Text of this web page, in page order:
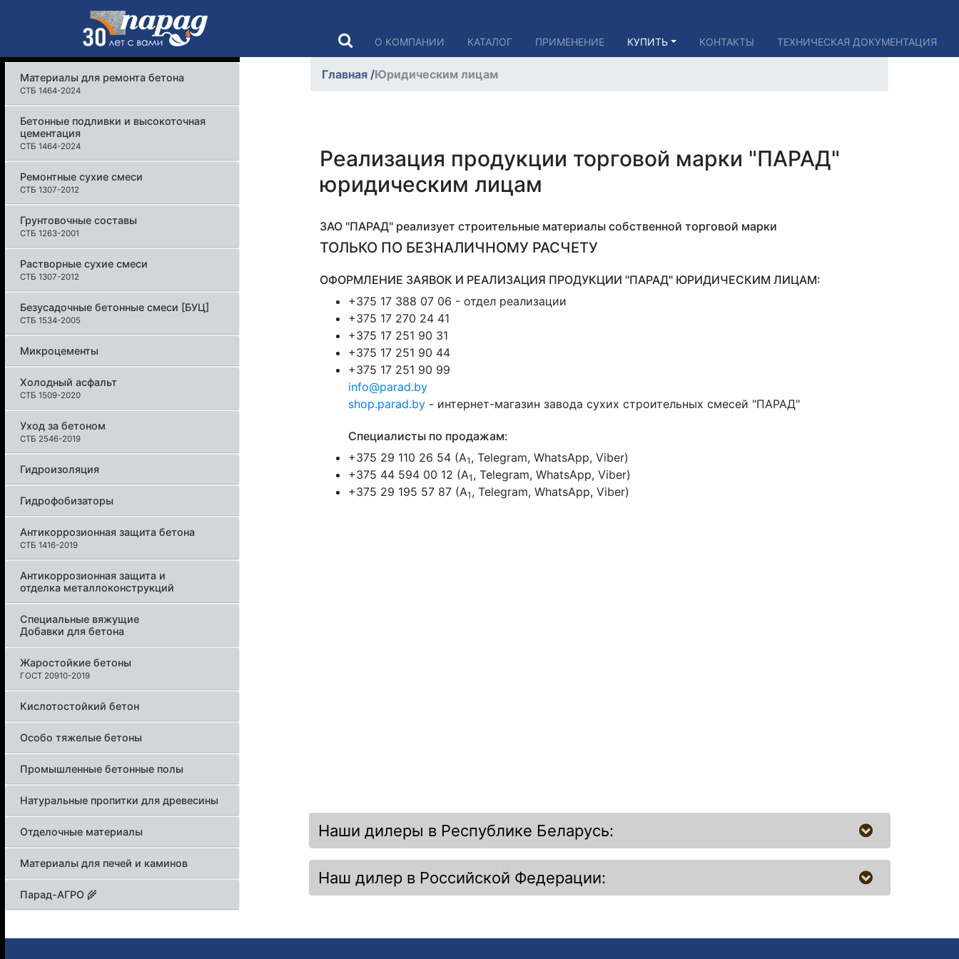
О КОМПАНИИ КАТАЛОГ ПРИМЕНЕНИЕ КУПИТЬ КОНТАКТЫ ТЕХНИЧЕСКАЯ ДОКУМЕНТАЦИЯ
Материалы для ремонта бетона
СТБ 1464-2024
Бетонные подливки и высокоточная
цементация
СТБ 1464-2024
Ремонтные сухие смеси
СТБ 1307-2012
Грунтовочные составы
СТБ 1263-2001
Растворные сухие смеси
СТБ 1307-2012
Безусадочные бетонные смеси [БУЦ]
СТБ 1534-2005
Микроцементы
Холодный асфальт
СТБ 1509-2020
Уход за бетоном
СТБ 2546-2019
Гидроизоляция
Гидрофобизаторы
Антикоррозионная защита бетона
СТБ 1416-2019
Антикоррозионная защита и
отделка металлоконструкций
Специальные вяжущие
Добавки для бетона
Жаростойкие бетоны
ГОСТ 20910-2019
Кислотостойкий бетон
Особо тяжелые бетоны
Промышленные бетонные полы
Натуральные пропитки для древесины
Отделочные материалы
Материалы для печей и каминов
Парад-АГРО 🌾
Главная /Юридическим лицам
Реализация продукции торговой марки "ПАРАД"
юридическим лицам
ЗАО "ПАРАД" реализует строительные материалы собственной торговой марки
ТОЛЬКО ПО БЕЗНАЛИЧНОМУ РАСЧЕТУ
ОФОРМЛЕНИЕ ЗАЯВОК И РЕАЛИЗАЦИЯ ПРОДУКЦИИ "ПАРАД" ЮРИДИЧЕСКИМ ЛИЦАМ:
+375 17 388 07 06 - отдел реализации
+375 17 270 24 41
+375 17 251 90 31
+375 17 251 90 44
+375 17 251 90 99
info@parad.by
shop.parad.by- интернет-магазин завода сухих строительных смесей "ПАРАД"
Специалисты по продажам:
+375 29 110 26 54 (A1 , Telegram, WhatsApp, Viber)
+375 44 594 00 12 (A1 , Telegram, WhatsApp, Viber)
+375 29 195 57 87 (A1 , Telegram, WhatsApp, Viber)
Наши дилеры в Республике Беларусь:
Наш дилер в Российской Федерации: